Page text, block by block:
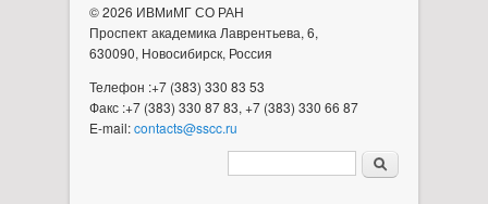
© 2026 ИВМиМГ СО РАН
Проспект академика Лаврентьева, 6,
630090, Новосибирск, Россия
Телефон :+7 (383) 330 83 53
Факс :+7 (383) 330 87 83, +7 (383) 330 66 87
E-mail:contacts@sscc.ru
Форма поиска